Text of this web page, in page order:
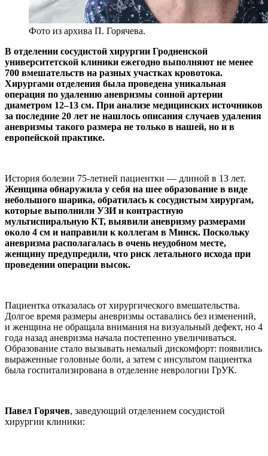
Фото из архива П. Горячева.
В отделении сосудистой хирургии Гродненской
университетской клиники ежегодно выполняют не менее
700 вмешательств на разных участках кровотока.
Хирургами отделения была проведена уникальная
операция по удалению аневризмы сонной артерии
диаметром 12–13 см. При анализе медицинских источников
за последние 20 лет не нашлось описания случаев удаления
аневризмы такого размера не только в нашей, но и в
европейской практике.
История болезни 75-летней пациентки — длиной в 13 лет.
Женщина обнаружила у себя на шее образование в виде
небольшого шарика, обратилась к сосудистым хирургам,
которые выполнили УЗИ и контрастную
мультиспиральную КТ, выявили аневризму размерами
около 4 см и направили к коллегам в Минск. Поскольку
аневризма располагалась в очень неудобном месте,
женщину предупредили, что риск летального исхода при
проведении операции высок.
Пациентка отказалась от хирургического вмешательства.
Долгое время размеры аневризмы оставались без изменений,
и женщина не обращала внимания на визуальный дефект, но 4
года назад аневризма начала постепенно увеличиваться.
Образование стало вызывать немалый дискомфорт: появились
выраженные головные боли, а затем с инсультом пациентка
была госпитализирована в отделение неврологии ГрУК.
Павел Горячев, заведующий отделением сосудистой
хирургии клиники: